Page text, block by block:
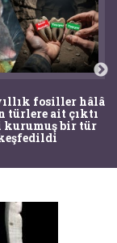
fosiller hâlâ
türlere ait çıktı
kurumuş bir tür